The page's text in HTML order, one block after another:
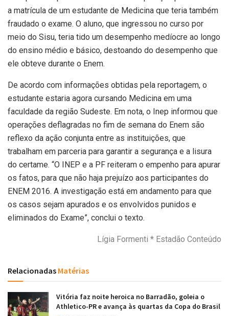
a matrícula de um estudante de Medicina que teria também
fraudado o exame. O aluno, que ingressou no curso por
meio do Sisu, teria tido um desempenho medíocre ao longo
do ensino médio e básico, destoando do desempenho que
ele obteve durante o Enem.
De acordo com informações obtidas pela reportagem, o
estudante estaria agora cursando Medicina em uma
faculdade da região Sudeste. Em nota, o Inep informou que
operações deflagradas no fim de semana do Enem são
reflexo da ação conjunta entre as instituições, que
trabalham em parceria para garantir a segurança e a lisura
do certame. “O INEP e a PF reiteram o empenho para apurar
os fatos, para que não haja prejuízo aos participantes do
ENEM 2016. A investigação está em andamento para que
os casos sejam apurados e os envolvidos punidos e
eliminados do Exame”, conclui o texto.
Lígia Formenti * Estadão Conteúdo
Relacionadas Matérias
Vitória faz noite heroica no Barradão, goleia o
Athletico-PR e avança às quartas da Copa do Brasil